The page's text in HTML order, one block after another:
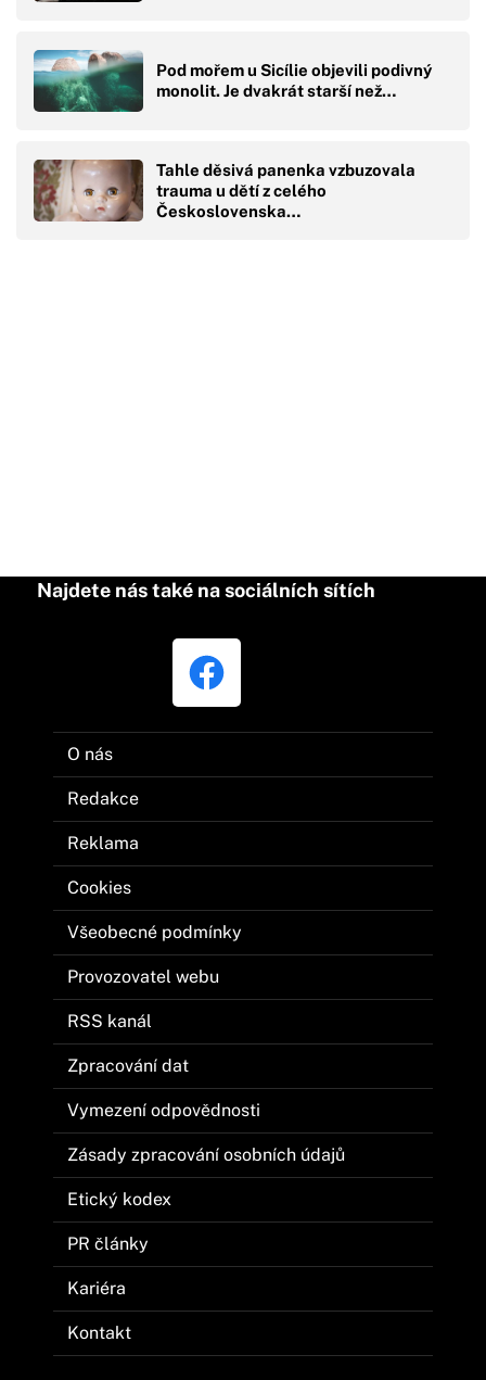
Pod mořem u Sicílie objevili podivný
monolit. Je dvakrát starší než…
Tahle děsivá panenka vzbuzovala
trauma u dětí z celého
Československa…
Najdete nás také na sociálních sítích
O nás
Redakce
Reklama
Cookies
Všeobecné podmínky
Provozovatel webu
RSS kanál
Zpracování dat
Vymezení odpovědnosti
Zásady zpracování osobních údajů
Etický kodex
PR články
Kariéra
Kontakt